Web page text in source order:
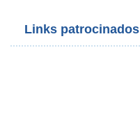
Links patrocinados